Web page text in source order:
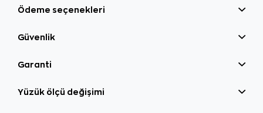
Ödeme seçenekleri
Güvenlik
Garanti
Yüzük ölçü değişimi